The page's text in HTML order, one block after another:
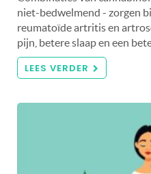
niet-bedwelmend - zorgen
reumatoïde artritis en
pijn, betere slaap en een
LEES VERDER